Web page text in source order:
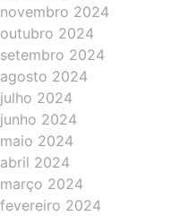
novembro 2024
outubro 2024
setembro 2024
agosto 2024
julho 2024
junho 2024
maio 2024
abril 2024
março 2024
fevereiro 2024